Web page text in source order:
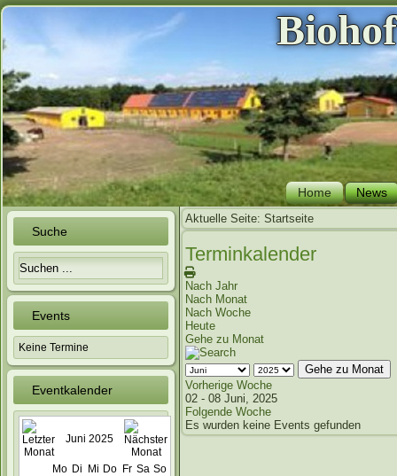
Home News
Suche
Events
Keine Termine
Eventkalender
Juni 2025
Mo Di Mi Do Fr Sa So
Aktuelle Seite: Startseite
Terminkalender
Nach Jahr
Nach Monat
Nach Woche
Heute
Gehe zu Monat
Gehe zu Monat
Vorherige Woche
02 - 08 Juni, 2025
Folgende Woche
Es wurden keine Events gefunden